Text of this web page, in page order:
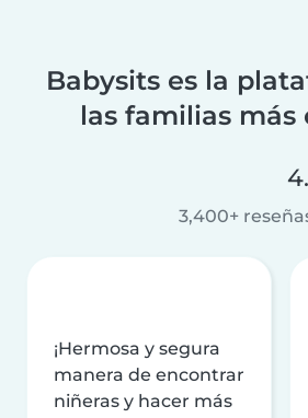
Babysits es la
las familias más
3,400+
¡Hermosa y segura
manera de encontrar
niñeras y hacer más